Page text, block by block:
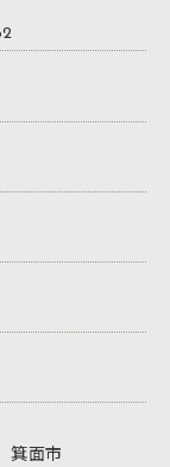
箕面市